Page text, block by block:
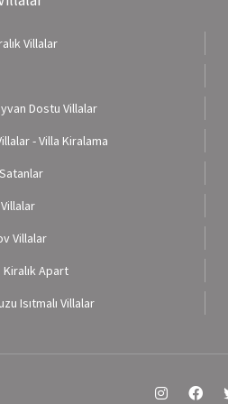
Villalar
Dostu Villalar
- Villa Kiralama
Villalar
Apart
Isıtmalı Villalar